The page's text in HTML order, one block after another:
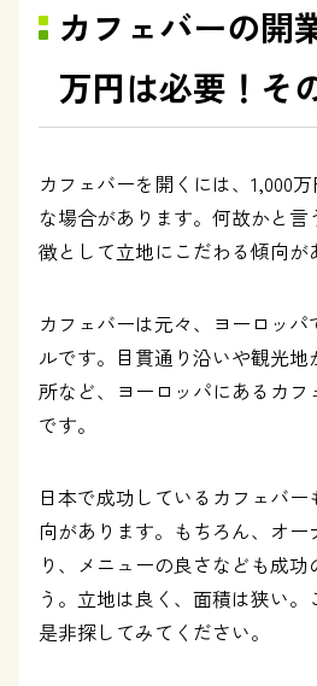
カフェバーの開
万円は必要！そ
カフェバーを開くには、1,000
な場合があります。何故かと
徴として立地にこだわる傾向が
カフェバーは元々、ヨーロッパ
ルです。目貫通り沿いや観光
所など、ヨーロッパにあるカ
です。
日本で成功しているカフェバ
向があります。もちろん、オー
り、メニューの良さなども成功
う。立地は良く、面積は狭い
是非探してみてください。